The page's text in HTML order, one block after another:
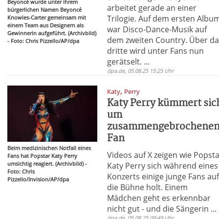
Beyoncé wurde unter ihrem
bürgerlichen Namen Beyoncé
Knowles-Carter gemeinsam mit
einem Team aus Designern als
Gewinnerin aufgeführt. (Archivbild)
- Foto: Chris Pizzello/AP/dpa
arbeitet gerade an einer
Trilogie. Auf dem ersten
war Disco-Dance-Musik auf
dem zweiten Country. Über
dritte wird unter Fans nun
gerätselt. ...
dpa.de, 05.08.25 15:25 Uhr
Beim medizinischen Notfall eines
Fans hat Popstar Katy Perry
umsichtig reagiert. (Archivbild) -
Foto: Chris
Pizzello/Invision/AP/dpa
Katy, Perry
Katy Perry kümmert
um
Fan
Videos auf X zeigen wie
Katy Perry sich während eines
Konzerts einige junge Fans auf
die Bühne holt. Einem
Mädchen geht es erkennbar
nicht gut - und die Sängerin ...